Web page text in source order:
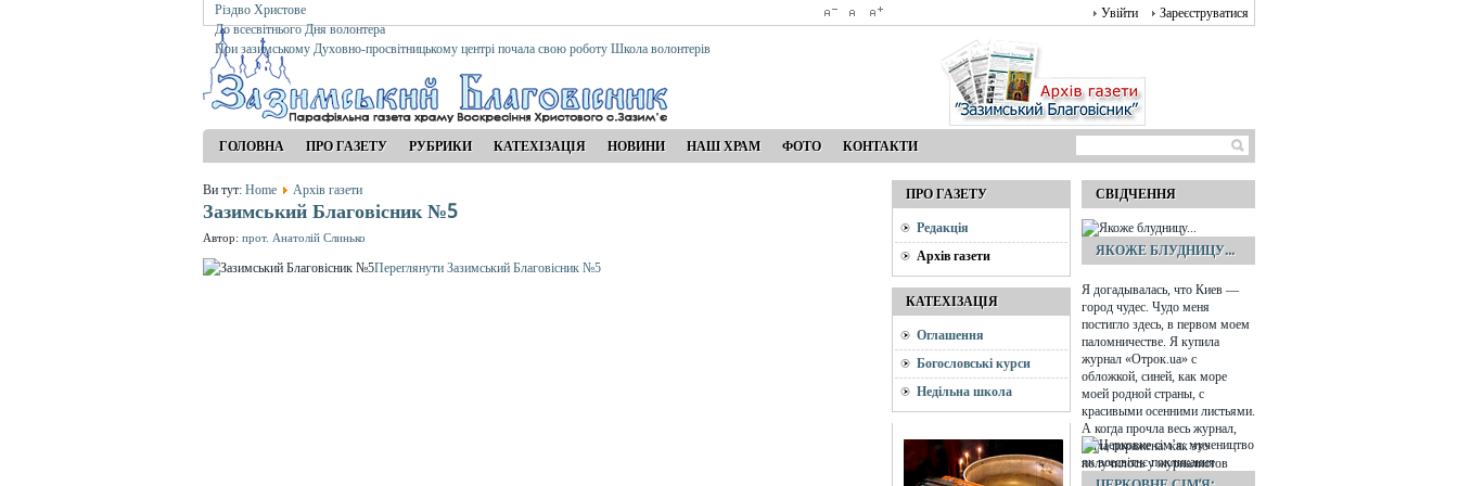
Різдво Христове
До всесвітнього Дня волонтера
При зазимському Духовно-просвітницькому центрі почала свою роботу Школа волонтерів
Увійти Зареєструватися
ГОЛОВНА ПРО ГАЗЕТУ РУБРИКИ КАТЕХІЗАЦІЯ НОВИНИ НАШ ХРАМ ФОТО КОНТАКТИ
Ви тут: Home Архів газети
Зазимський Благовісник №5
Автор: прот. Анатолій Слинько
Переглянути Зазимський Благовісник №5
ПРО ГАЗЕТУ
Редакція
Архів газети
КАТЕХІЗАЦІЯ
Оглашення
Богословські курси
Недільна школа
СВІДЧЕННЯ
ЯКОЖЕ БЛУДНИЦУ...
Я догадывалась, что Киев —
город чудес. Чудо меня
постигло здесь, в первом моем
паломничестве. Я купила
журнал «Отрок.ua» с
обложкой, синей, как море
моей родной страны, с
красивыми осенними листьями.
А когда прочла весь журнал,
была поражена: как это
получилось у журналистов
сделать номер специально для